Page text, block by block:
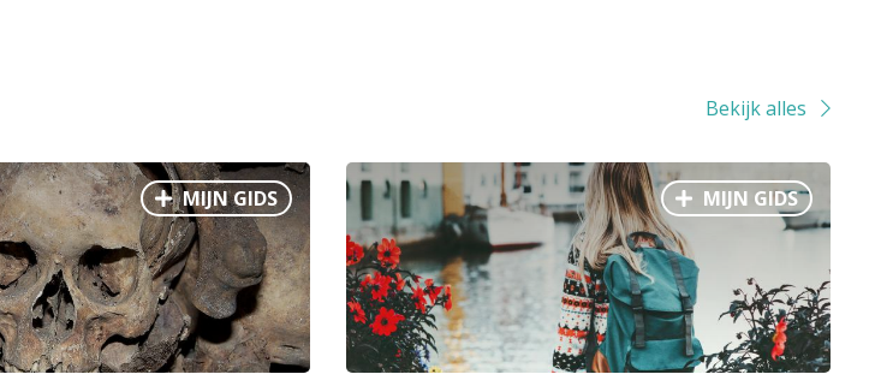
Bekijk alles
MIJN GIDS MIJN GIDS